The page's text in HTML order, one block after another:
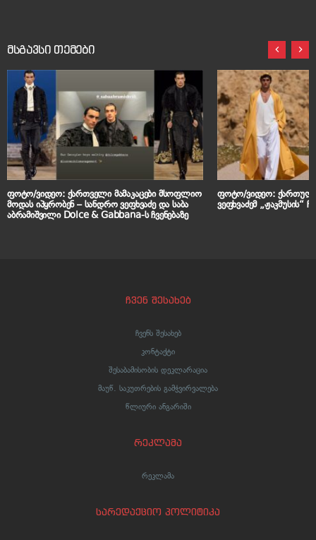
მსგავსი თემები
ფოტო/ვიდეო: ქართველი მამაკაცები მსოფლიო
მოდას იპყრობენ – სანდრო ვეფხვაძე და საბა
აბრამიშვილი Dolce & Gabbana-ს ჩვენებაზე
ფოტო/ვიდეო:
ვეფხვაძემ „ჟაკმუსის“
ჩვენ შესახებ
ჩვენს შესახებ
კონტაქტი
შესაბამისობის დეკლარაცია
მაუწ. საკუთრების გამჭვირვალება
წლიური ანგარიში
რეკლამა
რეკლამა
სარედაქციო პოლიტიკა